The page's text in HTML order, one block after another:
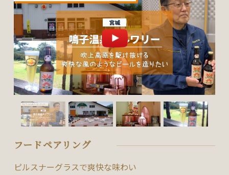
フードペアリング
ピルスナーグラスで爽快な味わい